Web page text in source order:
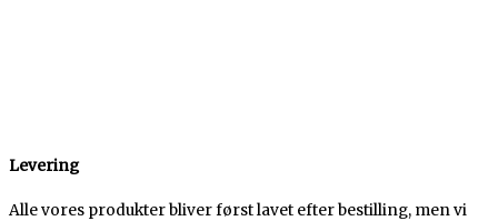
Levering
Alle vores produkter bliver først lavet efter bestilling, men vi